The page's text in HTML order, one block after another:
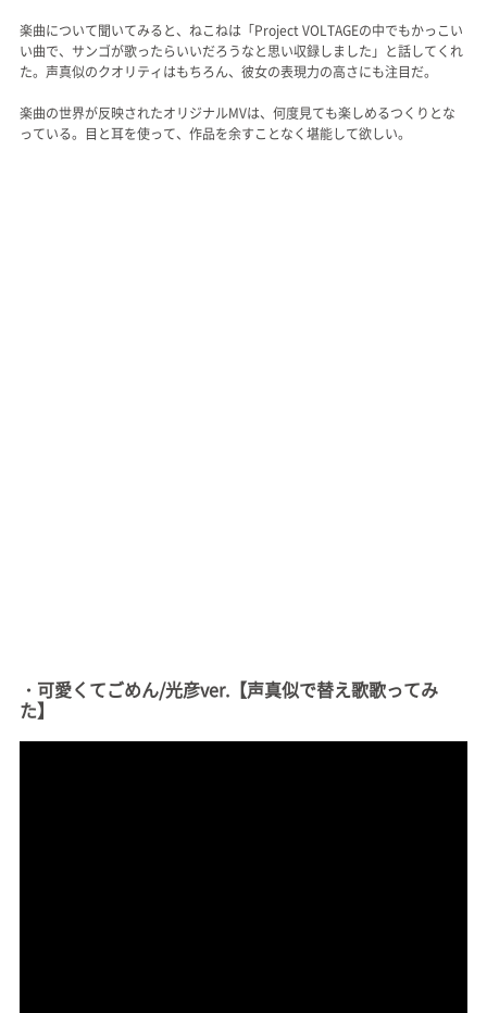
楽曲について聞いてみると、ねこねは「Project VOLTAGEの中でもかっこい
い曲で、サンゴが歌ったらいいだろうなと思い収録しました」と話してくれ
た。声真似のクオリティはもちろん、彼女の表現力の高さにも注目だ。
楽曲の世界が反映されたオリジナルMVは、何度見ても楽しめるつくりとな
っている。目と耳を使って、作品を余すことなく堪能して欲しい。
・可愛くてごめん/光彦ver.【声真似で替え歌歌ってみ
た】